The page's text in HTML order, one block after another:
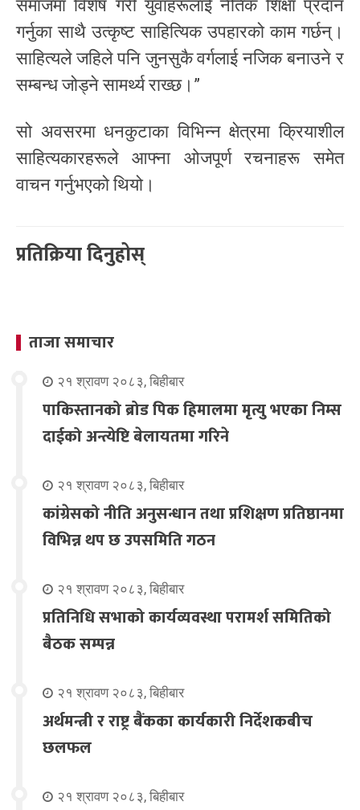
समाजमा विशेष गरी युवाहरूलाई नैतिक शिक्षा प्रदान
गर्नुका साथै उत्कृष्ट साहित्यिक उपहारको काम गर्छन्।
साहित्यले जहिले पनि जुनसुकै वर्गलाई नजिक बनाउने र
सम्बन्ध जोड्ने सामर्थ्य राख्छ।”
सो अवसरमा धनकुटाका विभिन्न क्षेत्रमा क्रियाशील
साहित्यकारहरूले आफ्ना ओजपूर्ण रचनाहरू समेत
वाचन गर्नुभएको थियो।
प्रतिक्रिया दिनुहोस्
ताजा समाचार
२१ श्रावण २०८३, बिहीबार
पाकिस्तानको ब्रोड पिक हिमालमा मृत्यु भएका निम्स
दाईको अन्त्येष्टि बेलायतमा गरिने
२१ श्रावण २०८३, बिहीबार
कांग्रेसको नीति अनुसन्धान तथा प्रशिक्षण प्रतिष्ठानमा
विभिन्न थप छ उपसमिति गठन
२१ श्रावण २०८३, बिहीबार
प्रतिनिधि सभाको कार्यव्यवस्था परामर्श समितिको
बैठक सम्पन्न
२१ श्रावण २०८३, बिहीबार
अर्थमन्त्री र राष्ट्र बैंकका कार्यकारी निर्देशकबीच
छलफल
२१ श्रावण २०८३, बिहीबार